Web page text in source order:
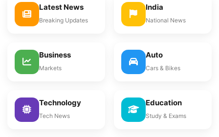
Latest News
Breaking Updates
India
National News
Business
Markets
Auto
Cars & Bikes
Technology
Tech News
Education
Study & Exams